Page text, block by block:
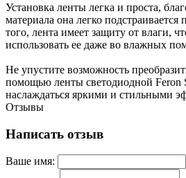
Установка ленты легка и проста,
материала она легко
того, лента имеет защиту от влаги,
использовать ее даже во влажных
Не упустите возможность
помощью ленты светодиодной Feron
наслаждаться яркими и стильными
Отзывы
Написать отзыв
Ваше имя: